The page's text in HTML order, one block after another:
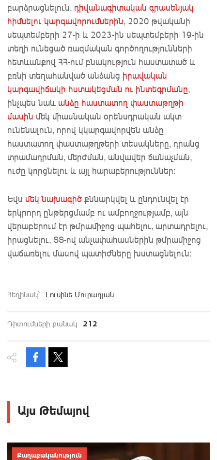
բարձրացնելուն, դիվանագիտական գրասենյակ
հիմնելու կարգավորումներին, 2020 թվականի
սեպտեմբերի 27-ի և 2023-ին սեպտեմբերի 19-ին
տեղի ունեցած ռազմական գործողությունների
հետևանքով ՀՀ-ում բնակություն հաստատած և
բռնի տեղահանված անձանց իրավական
կարգավիճակի հստակեցման ու ինտեգրմանը,
ինչպես նաև անձը հաստատող փաստաթղթի
մասին մեկ միասնական օրենսդրական ակտ
ունենալուն, որով կկարգավորվեն անձը
հաստատող փաստաթղթերի տեսակները, դրանց
տրամադրման, մերժման, անվավեր ճանաչման,
ուժը կորցնելու և այլ հարաբերություններ:
Եվս մեկ նախագիծ քննարկվել և ընդունվել էր
երկրորդ ընթերցմամբ ու ամբողջությամբ, այն
վերաբերում էր թմրամիջոց պահելու, արտադրելու,
իրացնելու, ՏՏ-ով անչափահասներին թմրամիջոց
վաճառելու մասով պատիժները խստացնելուն:
Հեղինակ` Լուսինե Մուրադյան
Դիտումների քանակ 212
Այս Թեմայով
Քաղաքականություն